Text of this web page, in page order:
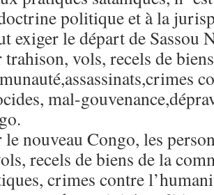
politique et à la
exiger le départ de Sassou
vols, recels de
mal-
le nouveau Congo, les
recels de biens de la
crimes contre